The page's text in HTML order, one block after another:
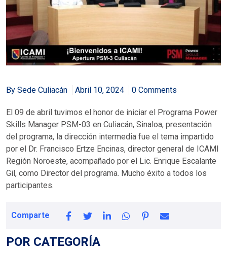
By Sede Culiacán Abril 10, 2024 0 Comments
El 09 de abril tuvimos el honor de iniciar el Programa Power
Skills Manager PSM-03 en Culiacán, Sinaloa, presentación
del programa, la dirección intermedia fue el tema impartido
por el Dr. Francisco Ertze Encinas, director general de ICAMI
Región Noroeste, acompañado por el Lic. Enrique Escalante
Gil, como Director del programa. Mucho éxito a todos los
participantes.
Comparte
POR CATEGORÍA